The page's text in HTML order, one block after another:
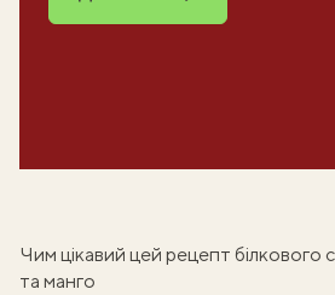
Чим цікавий цей рецепт білкового
та манго